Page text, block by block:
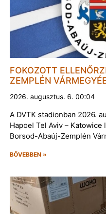
FOKOZOTT
ZEMPLÉN
2026. augusztus. 6. 00:04
A DVTK stadionban 2026.
Hapoel Tel Aviv –
Borsod-Abaúj-Zemplén
BŐVEBBEN »